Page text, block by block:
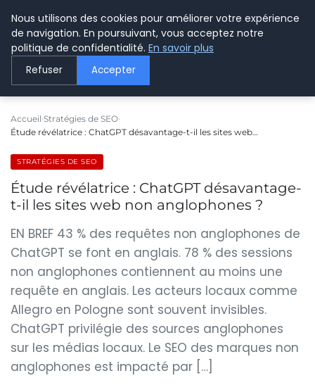
LE WEBMARKETING
Accueil Stratégies de SEO
Étude révélatrice : ChatGPT désavantage-t-il les sites web…
STRATÉGIES DE SEO
Étude révélatrice : ChatGPT désavantage-
t-il les sites web non anglophones ?
EN BREF 43 % des requêtes non anglophones de
ChatGPT se font en anglais. 78 % des sessions
non anglophones contiennent au moins une
requête en anglais. Les acteurs locaux comme
Allegro en Pologne sont souvent invisibles.
ChatGPT privilégie des sources anglophones
sur les médias locaux. Le SEO des marques non
anglophones est impacté par […]
Nous utilisons des cookies pour améliorer votre expérience
de navigation. En poursuivant, vous acceptez notre
politique de confidentialité. En savoir plus
Refuser Accepter